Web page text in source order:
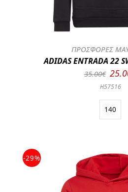
ΠΡΟΣΦΟΡΕΣ
ADIDAS ENTRADA 22
35.00€
H57516
140
-29%